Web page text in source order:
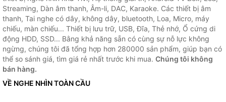
Streaming, Dàn âm thanh, Âm-li, DAC, Karaoke. Các thiết bị âm
thanh, Tai nghe có dây, không dây, bluetooth, Loa, Micro, máy
chiếu, màn chiếu... Thiết bị lưu trữ, USB, Đĩa, Thẻ nhớ, Ổ cứng di
động HDD, SSD... Bằng khả năng sẵn có cùng sự nỗ lực không
ngừng, chúng tôi đã tổng hợp hơn 280000 sản phẩm, giúp bạn có
thể so sánh giá, tìm giá rẻ nhất trước khi mua. Chúng tôi không
bán hàng.
VỀ NGHE NHÌN TOÀN CẦU